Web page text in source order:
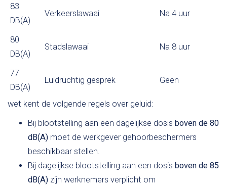
83
DB(A)
Verkeerslawaai Na 4 uur
80
DB(A)
Stadslawaai Na 8 uur
77
DB(A)
Luidruchtig gesprek Geen
wet kent de volgende regels over geluid:
Bij blootstelling aan een dagelijkse dosis boven de 80
dB(A) moet de werkgever gehoorbeschermers
beschikbaar stellen.
Bij dagelijkse blootstelling aan een dosis boven de 85
dB(A) zijn werknemers verplicht om